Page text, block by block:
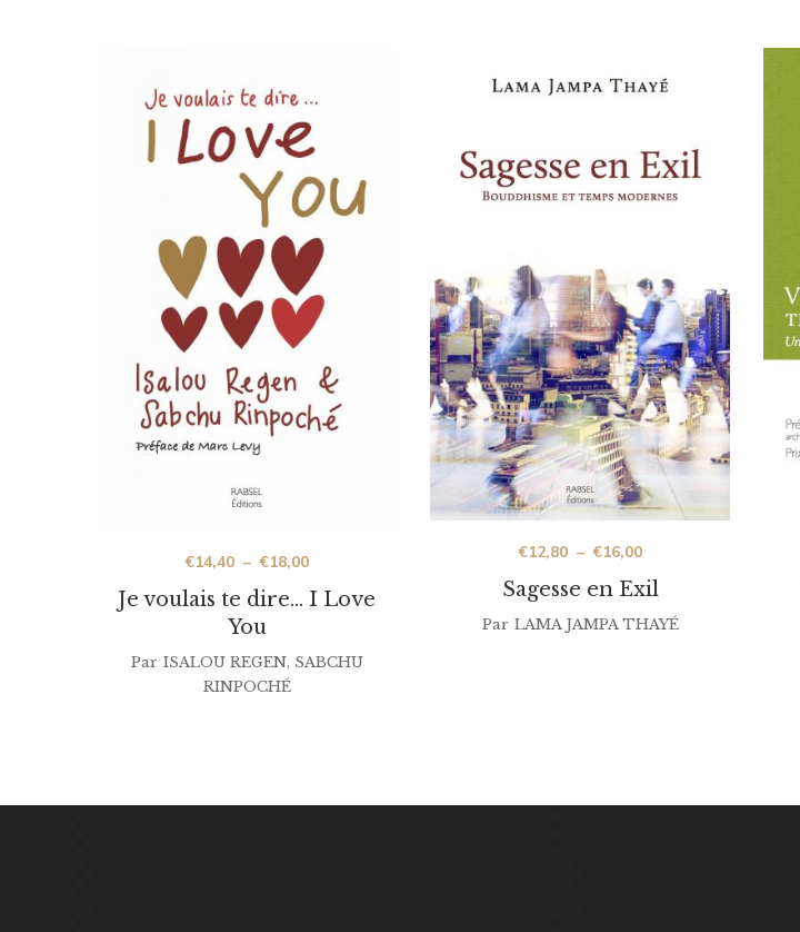
Je voulais te dire… I Love
You
€14,40 – €18,00
Par ISALOU REGEN, SABCHU
RINPOCHÉ
Sagesse en Exil
€12,80 – €16,00
Par LAMA JAMPA THAYÉ